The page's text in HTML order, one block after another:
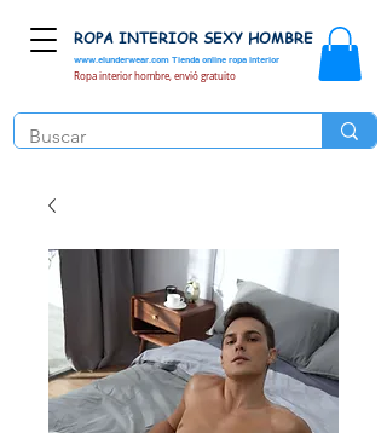
www.elunderwear.com Tienda online ropa interior
ROPA INTERIOR SEXY HOMBRE
Ropa interior hombre, envió gratuito